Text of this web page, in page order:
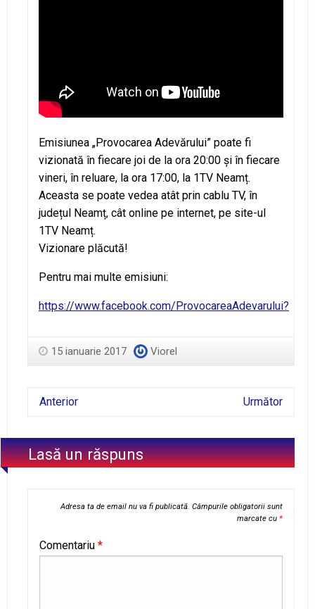
Emisiunea „Provocarea Adevărului” poate fi
vizionată în fiecare joi de la ora 20:00 și în fiecare
vineri, în reluare, la ora 17:00, la 1TV Neamț.
Aceasta se poate vedea atât prin cablu TV, în
județul Neamț, cât online pe internet, pe site-ul
1TV Neamț.
Vizionare plăcută!
Pentru mai multe emisiuni:
https://www.facebook.com/ProvocareaAdevarului?
15 ianuarie 2017 Viorel
Anterior Următor
Lasă un răspuns
Adresa ta de email nu va fi publicată. Câmpurile obligatorii sunt
marcate cu *
Comentariu *